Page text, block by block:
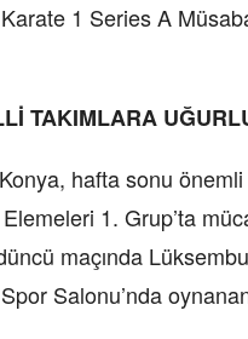
1 Series A
TAKIMLARA
hafta sonu
1. Grup’ta
maçında
Salonu’nda